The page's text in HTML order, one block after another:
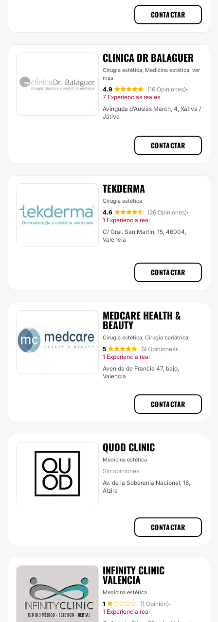
CONTACTAR
CLINICA DR BALAGUER
Cirugía estética, Medicina estética, ver
más
4.9 (16 Opiniones)·
7 Experiencias reales
Avinguda d'Ausiàs March, 4, Xàtiva /
Játiva
CONTACTAR
TEKDERMA
Cirugía estética
4.6 (26 Opiniones)·
1 Experiencia real
C/ Gral. San Martín, 15, 46004,
Valencia
CONTACTAR
MEDCARE HEALTH &
BEAUTY
Cirugía estética, Cirugía bariátrica
5 (9 Opiniones)·
1 Experiencia real
Avenida de Francia 47, bajo,
Valencia
CONTACTAR
QUOD CLINIC
Medicina estética
Sin opiniones
Av. de la Soberanía Nacional, 18,
Alzira
CONTACTAR
INFINITY CLINIC
VALENCIA
Medicina estética
1 (1 Opinión)·
1 Experiencia real